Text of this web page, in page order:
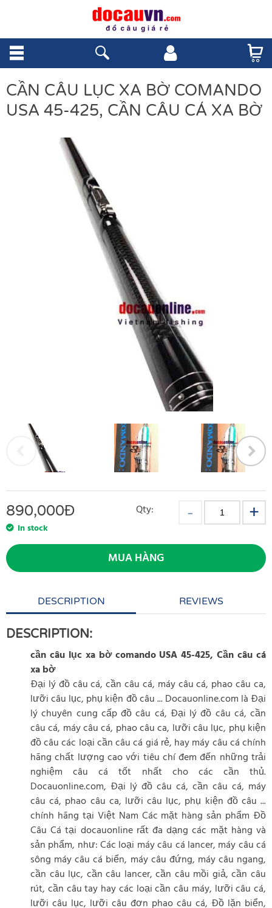
CẦN CÂU LỤC XA BỜ COMANDO
USA 45-425, CẦN CÂU CÁ XA BỜ
890,000Đ
In stock
Qty:
MUA HÀNG
DESCRIPTION REVIEWS
DESCRIPTION:
cần câu lục xa bờ comando USA 45-425, Cần câu cá
xa bờ
Đại lý đồ câu cá, cần câu cá, máy câu cá, phao câu ca,
lưỡi câu lục, phụ kiện đồ câu ... Docauonline.com là Đại
lý chuyên cung cấp đồ câu cá, Đại lý đồ câu cá, cần
câu cá, máy câu cá, phao câu ca, lưỡi câu lục, phụ kiện
đồ câu các loại cần câu cá giá rẻ, hay máy câu cá chính
hãng chất lượng cao với tiêu chí đem đến những trải
nghiệm câu cá tốt nhất cho các cần thủ.
Docauonline.com, Đại lý đồ câu cá, cần câu cá, máy
câu cá, phao câu ca, lưỡi câu lục, phụ kiện đồ câu ...
chính hãng tại Việt Nam Các mặt hàng sản phẩm Đồ
Câu Cá tại docauonline rất đa dạng các mặt hàng và
sản phẩm, như: Các loại máy câu cá lancer, máy câu cá
sông máy câu cá biển, máy câu đứng, máy câu ngang,
cần câu lục, cần câu lancer, cần câu mồi giả, cần câu
rút, cần câu tay hay các loại cần câu máy, lưỡi câu cá,
lưỡi câu lục, lưỡi câu đơn phao câu cá, Đồ lặn biển,